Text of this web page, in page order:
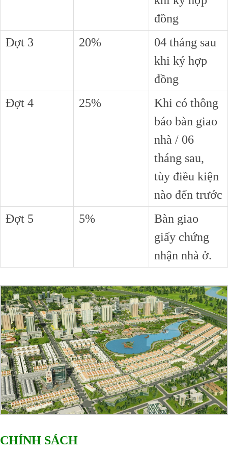
đồng
Đợt 3
20%
04 tháng sau
khi ký hợp
đồng
Đợt 4
25%
Khi có thông
báo bàn giao
nhà / 06
tháng sau,
tùy điều kiện
nào đến trước
Đợt 5
5%
Bàn giao
giấy chứng
nhận nhà ở.
CHÍNH SÁCH